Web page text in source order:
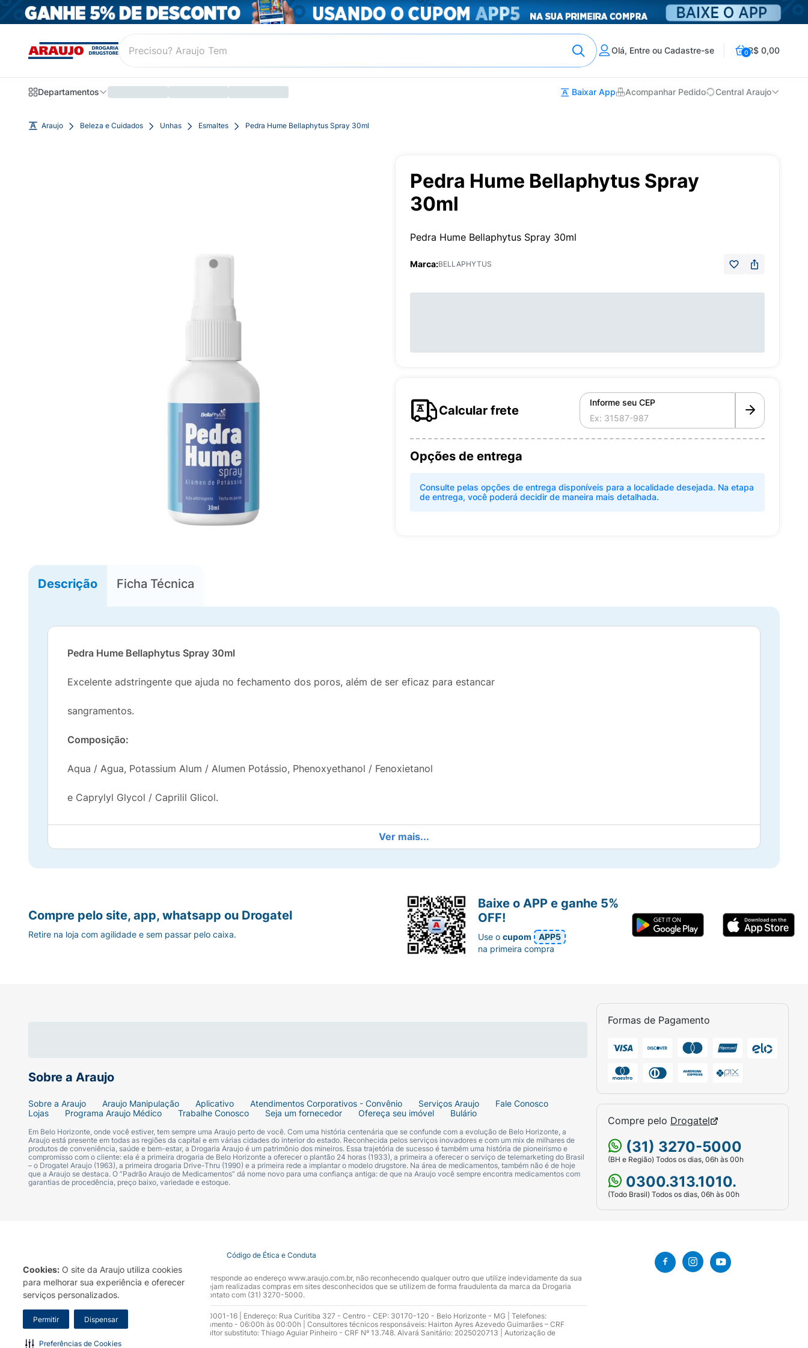
Cookies: O site da Araujo utiliza cookies
para melhorar sua experiência e oferecer
serviços personalizados.
Permitir Dispensar
Preferências de Cookies
Olá, Entre ou Cadastre-se 0R$ 0,00
Departamentos Baixar App Acompanhar Pedido Central Araujo
Araujo Beleza e Cuidados Unhas Esmaltes Pedra Hume Bellaphytus Spray 30ml
Pedra Hume Bellaphytus Spray
30ml
Pedra Hume Bellaphytus Spray 30ml
Marca:BELLAPHYTUS
Calcular frete
Informe seu CEP
Opções de entrega
Consulte pelas opções de entrega disponíveis para a localidade desejada. Na etapa
de entrega, você poderá decidir de maneira mais detalhada.
Descrição Ficha Técnica
Pedra Hume Bellaphytus Spray 30ml
Excelente adstringente que ajuda no fechamento dos poros, além de ser eficaz para estancar
sangramentos.
Composição:
Aqua / Agua, Potassium Alum / Alumen Potássio, Phenoxyethanol / Fenoxietanol
e Caprylyl Glycol / Caprilil Glicol.
Ver mais...
Sobre a Araujo
Sobre a Araujo Araujo Manipulação Aplicativo Atendimentos Corporativos - Convênio Serviços Araujo
Fale Conosco
Lojas
Programa Araujo Médico Trabalhe Conosco Seja um fornecedor Ofereça seu imóvel Bulário
Em Belo Horizonte, onde você estiver, tem sempre uma Araujo perto de você. Com uma história centenária que se confunde com a evolução de Belo Horizonte, a
Araujo está presente em todas as regiões da capital e em várias cidades do interior do estado. Reconhecida pelos serviços inovadores e com um mix de milhares de
produtos de conveniência, saúde e bem-estar, a Drogaria Araujo é um patrimônio dos mineiros. Essa trajetória de sucesso é também uma história de pioneirismo e
compromisso com o cliente: ela é a primeira drogaria de Belo Horizonte a oferecer o plantão 24 horas (1933), a primeira a oferecer o serviço de telemarketing do Brasil
– o Drogatel Araujo (1963), a primeira drogaria Drive-Thru (1990) e a primeira rede a implantar o modelo drugstore. Na área de medicamentos, também não é de hoje
que a Araujo se destaca. O “Padrão Araujo de Medicamentos” dá nome novo para uma confiança antiga: de que na Araujo você sempre encontra medicamentos com
garantias de procedência, preço baixo, variedade e estoque.
Formas de Pagamento
Compre pelo Drogatel
(31) 3270-5000
(BH e Região) Todos os dias, 06h às 00h
0300.313.1010.
(Todo Brasil) Todos os dias, 06h às 00h
Compre pelo site, app, whatsapp ou Drogatel
Retire na loja com agilidade e sem passar pelo caixa.
Baixe o APP e ganhe 5%
OFF!
Use ocupom
APP5
na primeira compra
Código de Ética e Conduta
A Drogaria Araujo S/A informa que o seu site oficial corresponde ao endereço www.araujo.com.br, não reconhecendo qualquer outro que utilize indevidamente da sua
marca. Para sua segurança recomendamos que não sejam realizadas compras em sites desconhecidos que se utilizem de forma fraudulenta da marca da Drogaria
Araujo S.A. Em caso de dúvidas, gentileza entrar em contato com (31) 3270-5000.
Razão Social: Drogaria Araujo S.A | CNPJ: 17.256.512.0001-16 | Endereço: Rua Curitiba 327 - Centro - CEP: 30170-120 - Belo Horizonte - MG | Telefones:
0300.313.1010 e (31) 3270-5000 Horário de funcionamento - 06:00h às 00:00h | Consultores técnicos responsáveis: Hairton Ayres Azevedo Guimarães – CRF
10.965 | Yasmin Silva Alvarenga – CRF 52.584 - Consultor substituto: Thiago Aguiar Pinheiro - CRF Nº 13.748. Alvará Sanitário: 2025020713 | Autorização de
Funcionamento da Empresa (AFE): 7.16355-1